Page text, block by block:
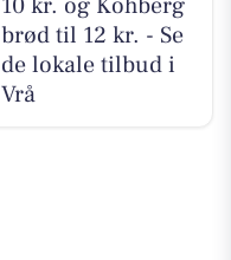
10 kr. og Kohberg
brød til 12 kr. - Se
de lokale tilbud i
Vrå